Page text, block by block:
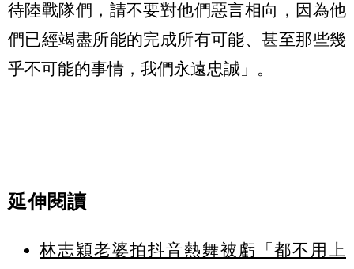
待陸戰隊們，請不要對他們惡言相向，因為他
們已經竭盡所能的完成所有可能、甚至那些幾
乎不可能的事情，我們永遠忠誠」。
延伸閱讀
林志穎老婆拍抖音熱舞被虧「都不用上